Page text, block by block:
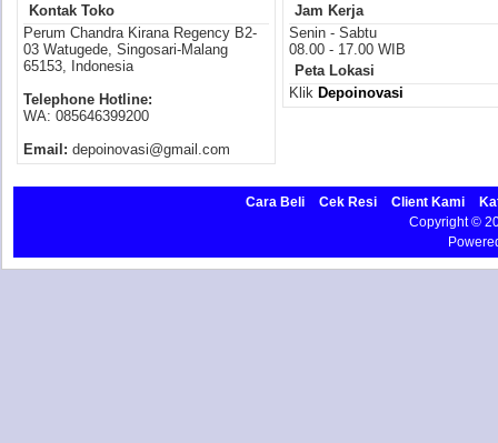
Kontak Toko
Perum Chandra Kirana Regency B2-
03 Watugede, Singosari-Malang
65153, Indonesia
Telephone Hotline:
WA: 085646399200
Email: depoinovasi@gmail.com
Jam Kerja
Senin - Sabtu
08.00 - 17.00 WIB
Peta Lokasi
Klik Depoinovasi
Cara Beli Cek Resi Client Kami
Copyright ©